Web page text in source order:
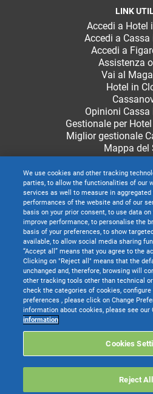
LINK
Accedi a Hotel
Accedi a Cassa
Accedi a
Assistenza
Vai al
Hotel in
Opinioni Cassa
Gestionale per
Miglior gestionale
Mappa del
TeamSystem S.p.A. società con socio
coordinamento di TeamSystem Holdco
C.C.I.A.A. delle Marche -
Sede Legale e Amministrativa: Via
We use cookies and other tracking
parties, to allow the functionalities of our
services as well to measure in
performances of the website and of our
basis on your prior consent, to use data
improve performance, to personalise the
basis of your preferences, to show
available, to allow social media sharing
“Accept all” means that you agree to the
Clicking on "Reject all" means that the
unchanged and, therefore, browsing will
other tracking tools other than technical
check the categories of cookies, configure
preferences , please click on Change
information about cookies, please see our
information
Cookies
Reject All